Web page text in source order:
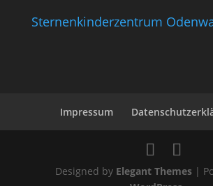
Sternenkinderzentrum
Impressum
Designed by Elegant Themes|